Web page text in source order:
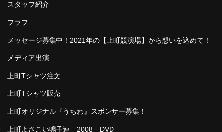
スタッフ紹介
フラフ
メッセージ募集中！2021年の【上町競演場】から想いを込めて！
メディア出演
上町Tシャツ注文
上町Tシャツ販売
上町オリジナル『うちわ』スポンサー募集！
上町よさこい鳴子連 2008 DVD